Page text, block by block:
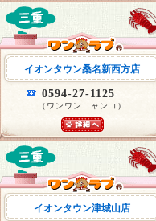
イオンタウン桑名新西方店
0594-27-1125
（ワンワンニャンコ）
イオンタウン津城山店